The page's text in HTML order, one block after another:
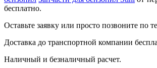
бесплатно.
Оставьте заявку или просто позвоните по
Доставка до транспортной компании
Наличный и безналичный расчет.